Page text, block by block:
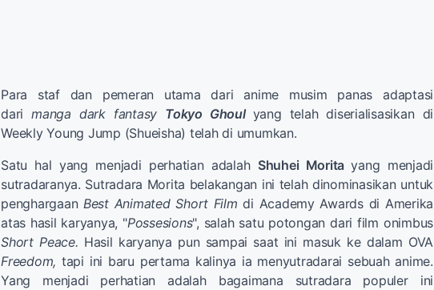
Para staf dan pemeran utama dari anime musim panas adaptasi
darimanga dark fantasy Tokyo Ghoul yang telah diserialisasikan di
Weekly Young Jump (Shueisha) telah di umumkan.
Satu hal yang menjadi perhatian adalah Shuhei Moritayang menjadi
sutradaranya. Sutradara Morita belakangan ini telah dinominasikan untuk
penghargaan Best Animated Short Film di Academy Awards di Amerika
atas hasil karyanya, "Possesions", salah satu potongan dari film onimbus
Short Peace. Hasil karyanya pun sampai saat ini masuk ke dalam OVA
Freedom, tapi ini baru pertama kalinya ia menyutradarai sebuah anime.
Yang menjadi perhatian adalah bagaimana sutradara populer ini